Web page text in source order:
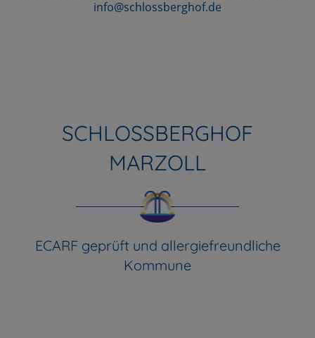
info@schlossberghof.de
SCHLOSSBERGHOF
MARZOLL
ECARF geprüft und allergiefreundliche
Kommune